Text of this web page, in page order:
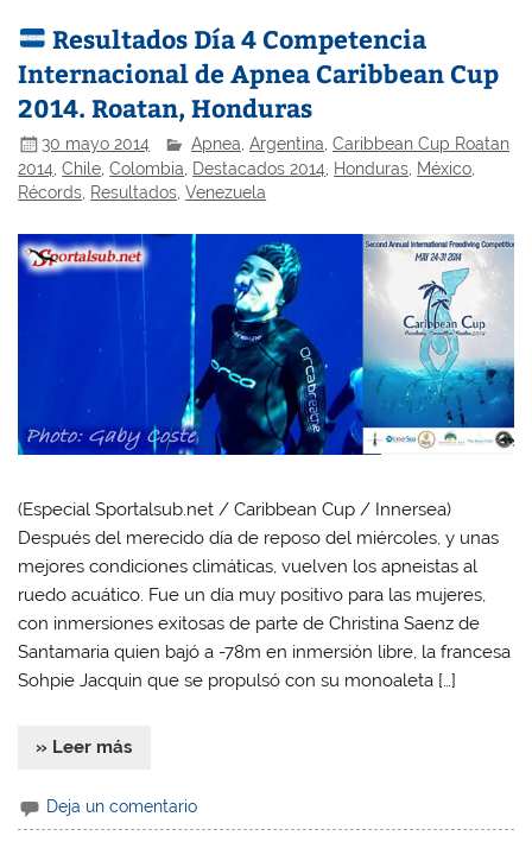
Resultados Día 4 Competencia
Internacional de Apnea Caribbean Cup
2014. Roatan, Honduras
30 mayo 2014 Apnea ,Argentina ,Caribbean Cup Roatan
2014,Chile,Colombia, Destacados 2014, Honduras, México,
Récords, Resultados,Venezuela
(Especial Sportalsub.net / Caribbean Cup / Innersea)
Después del merecido día de reposo del miércoles, y unas
mejores condiciones climáticas, vuelven los apneistas al
ruedo acuático. Fue un día muy positivo para las mujeres,
con inmersiones exitosas de parte de Christina Saenz de
Santamaria quien bajó a -78m en inmersión libre, la francesa
Sohpie Jacquin que se propulsó con su monoaleta […]
» Leer más
Deja un comentario